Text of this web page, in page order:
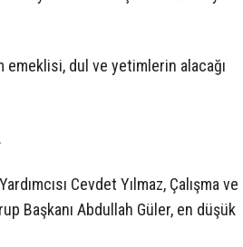
emeklisi, dul ve yetimlerin alacağı
Cevdet Yılmaz, Çalışma ve
Başkanı Abdullah Güler, en düşük